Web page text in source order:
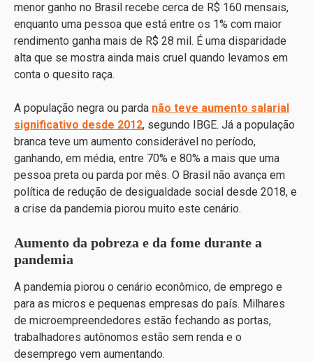
menor ganho no Brasil recebe cerca de R$ 160 mensais,
enquanto uma pessoa que está entre os 1% com maior
rendimento ganha mais de R$ 28 mil. É uma disparidade
alta que se mostra ainda mais cruel quando levamos em
conta o quesito raça.
A população negra ou parda não teve aumento salarial
significativo desde 2012, segundo IBGE. Já a população
branca teve um aumento considerável no período,
ganhando, em média, entre 70% e 80% a mais que uma
pessoa preta ou parda por mês. O Brasil não avança em
política de redução de desigualdade social desde 2018, e
a crise da pandemia piorou muito este cenário.
Aumento da pobreza e da fome durante a
pandemia
A pandemia piorou o cenário econômico, de emprego e
para as micros e pequenas empresas do país. Milhares
de microempreendedores estão fechando as portas,
trabalhadores autônomos estão sem renda e o
desemprego vem aumentando.